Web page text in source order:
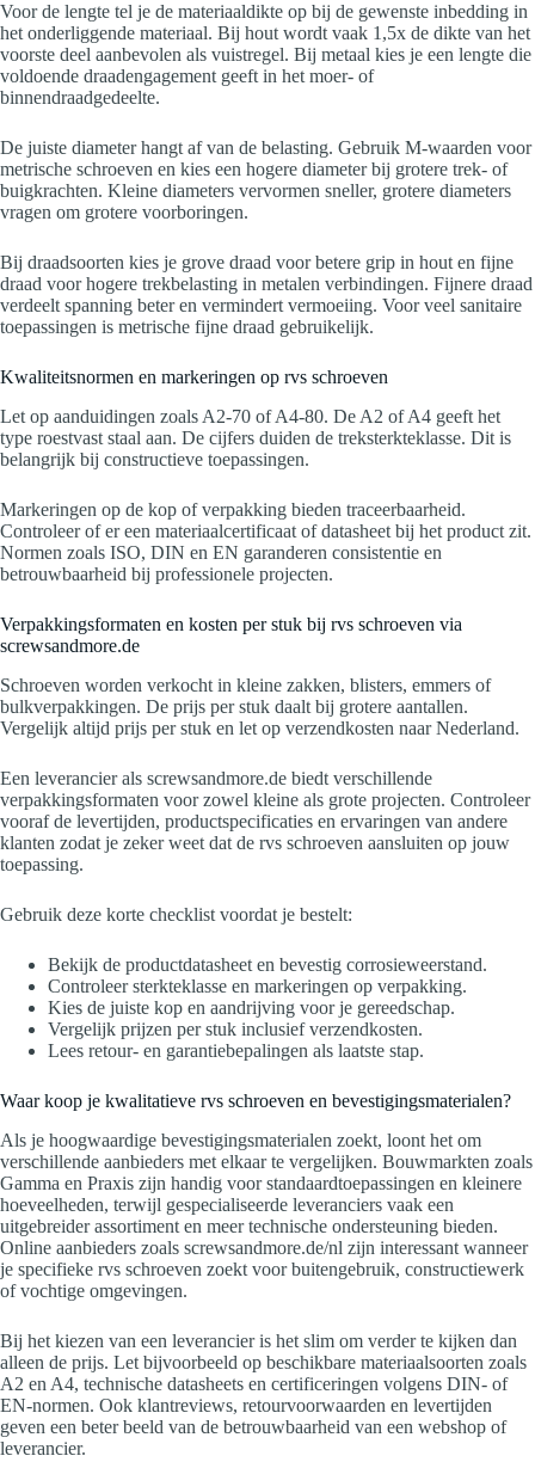
Voor de lengte tel je de materiaal­dikte op bij de gewenste inbedding in
het onderliggende materiaal. Bij hout wordt vaak 1,5x de dikte van het
voorste deel aanbevolen als vuistregel. Bij metaal kies je een lengte die
voldoende draadengagement geeft in het moer- of
binnendraadgedeelte.
De juiste diameter hangt af van de belasting. Gebruik M-waarden voor
metrische schroeven en kies een hogere diameter bij grotere trek- of
buigkrachten. Kleine diameters vervormen sneller, grotere diameters
vragen om grotere voorboringen.
Bij draadsoorten kies je grove draad voor betere grip in hout en fijne
draad voor hogere trekbelasting in metalen verbindingen. Fijnere draad
verdeelt spanning beter en vermindert vermoeiing. Voor veel sanitaire
toepassingen is metrische fijne draad gebruikelijk.
Kwaliteitsnormen en markeringen op rvs schroeven
Let op aanduidingen zoals A2-70 of A4-80. De A2 of A4 geeft het
type roestvast staal aan. De cijfers duiden de treksterkteklasse. Dit is
belangrijk bij constructieve toepassingen.
Markeringen op de kop of verpakking bieden traceerbaarheid.
Controleer of er een materiaalcertificaat of datasheet bij het product zit.
Normen zoals ISO, DIN en EN garanderen consistentie en
betrouwbaarheid bij professionele projecten.
Verpakkingsformaten en kosten per stuk bij rvs schroeven via
screwsandmore.de
Schroeven worden verkocht in kleine zakken, blisters, emmers of
bulkverpakkingen. De prijs per stuk daalt bij grotere aantallen.
Vergelijk altijd prijs per stuk en let op verzendkosten naar Nederland.
Een leverancier als screwsandmore.de biedt verschillende
verpakkingsformaten voor zowel kleine als grote projecten. Controleer
vooraf de levertijden, productspecificaties en ervaringen van andere
klanten zodat je zeker weet dat de rvs schroeven aansluiten op jouw
toepassing.
Gebruik deze korte checklist voordat je bestelt:
Bekijk de productdatasheet en bevestig corrosieweerstand.
Controleer sterkteklasse en markeringen op verpakking.
Kies de juiste kop en aandrijving voor je gereedschap.
Vergelijk prijzen per stuk inclusief verzendkosten.
Lees retour- en garantiebepalingen als laatste stap.
Waar koop je kwalitatieve rvs schroeven en bevestigingsmaterialen?
Als je hoogwaardige bevestigingsmaterialen zoekt, loont het om
verschillende aanbieders met elkaar te vergelijken. Bouwmarkten zoals
Gamma en Praxis zijn handig voor standaardtoepassingen en kleinere
hoeveelheden, terwijl gespecialiseerde leveranciers vaak een
uitgebreider assortiment en meer technische ondersteuning bieden.
Online aanbieders zoals screwsandmore.de/nl zijn interessant wanneer
je specifieke rvs schroeven zoekt voor buitengebruik, constructiewerk
of vochtige omgevingen.
Bij het kiezen van een leverancier is het slim om verder te kijken dan
alleen de prijs. Let bijvoorbeeld op beschikbare materiaalsoorten zoals
A2 en A4, technische datasheets en certificeringen volgens DIN- of
EN-normen. Ook klantreviews, retourvoorwaarden en levertijden
geven een beter beeld van de betrouwbaarheid van een webshop of
leverancier.